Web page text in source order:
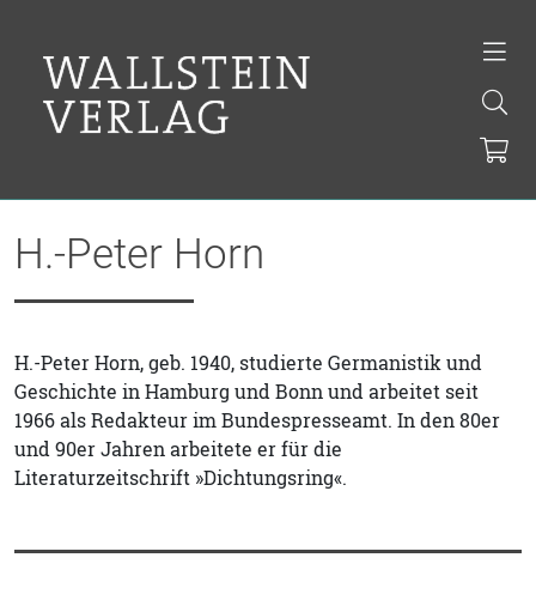
H.-Peter Horn
H.-Peter Horn, geb. 1940, studierte Germanistik und
Geschichte in Hamburg und Bonn und arbeitet seit
1966 als Redakteur im Bundespresseamt. In den 80er
und 90er Jahren arbeitete er für die
Literaturzeitschrift »Dichtungsring«.